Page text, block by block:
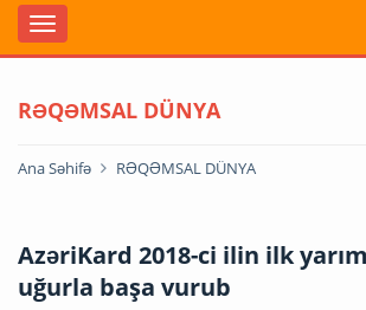
RƏQƏMSAL DÜNYA
Ana Səhifə RƏQƏMSAL DÜNYA
AzəriKard 2018-ci ilin ilk
uğurla başa vurub